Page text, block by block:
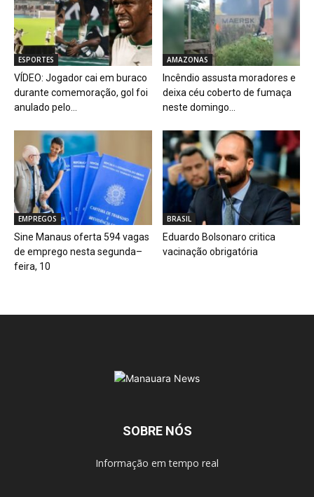
ESPORTES
VÍDEO: Jogador cai em buraco
durante comemoração, gol foi
anulado pelo...
AMAZONAS
Incêndio assusta moradores e
deixa céu coberto de fumaça
neste domingo...
EMPREGOS
Sine Manaus oferta 594 vagas
de emprego nesta segunda–
feira, 10
BRASIL
Eduardo Bolsonaro critica
vacinação obrigatória
SOBRE NÓS
Informação em tempo real